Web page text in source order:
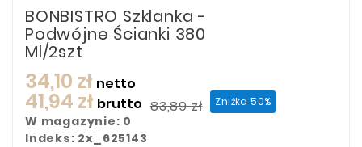
BONBISTRO Szklanka -
Podwójne Ścianki 380
Ml/2szt
34,10 zł netto
41,94 zł brutto 83,89 zł Zniżka 50%
W magazynie: 0
Indeks: 2x_625143